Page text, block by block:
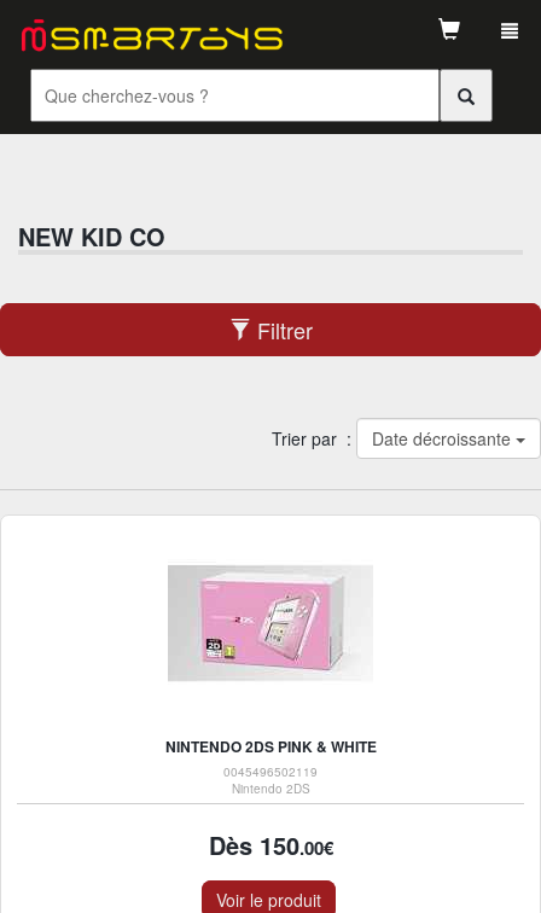
NEW KID CO
Filtrer
Trier par : Date décroissante
NINTENDO 2DS PINK & WHITE
0045496502119
Nintendo 2DS
Dès 150.00€
Voir le produit